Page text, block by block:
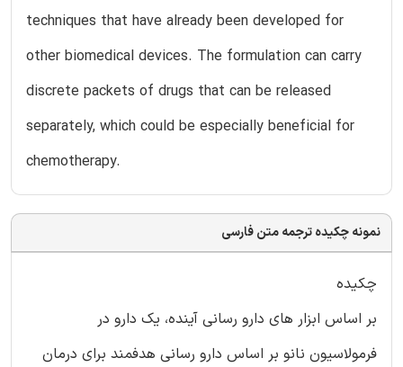
techniques that have already been developed for
other biomedical devices. The formulation can carry
discrete packets of drugs that can be released
separately, which could be especially beneficial for
chemotherapy.
نمونه چکیده ترجمه متن فارسی
چکیده
بر اساس ابزار های دارو رسانی آینده، یک دارو در
فرمولاسیون نانو بر اساس دارو رسانی هدفمند برای درمان